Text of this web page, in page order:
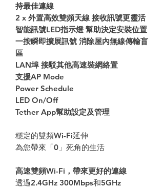
持最佳連線
2 x 外置高效雙頻天線 接收訊號更靈活
智能訊號LED指示燈 幫助決定安裝位置
一按瞬即擴展訊號 消除屋內無線傳輸盲
區
LAN埠 接駁其他高速裝網絡置
支援AP Mode
Power Schedule
LED On/Off
Tether App幫助設定及管理
穩定的雙頻Wi-Fi延伸
為您帶來「0」死角的生活
高速雙頻Wi-Fi，帶來更好的連線
透過2.4GHz 300Mbps和5GHz